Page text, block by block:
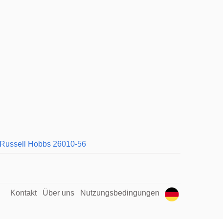
Russell Hobbs 26010-56
Kontakt Über uns Nutzungsbedingungen